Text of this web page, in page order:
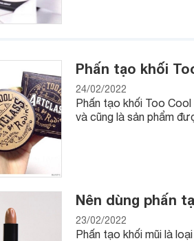
cánh” đang mang.
Phấn tạo khối
24/02/2022
Phấn tạo khối Too
và cũng là sản phẩm
Nên dùng phấn
23/02/2022
Phấn tạo khối mũi là